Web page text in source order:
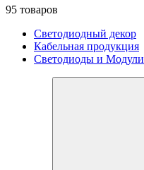
95 товаров
Светодиодный декор
Кабельная продукция
Светодиоды и Модули